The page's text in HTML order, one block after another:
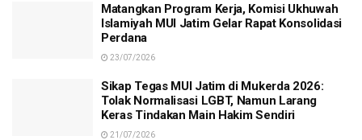
Matangkan Program Kerja, Komisi Ukhuwah
Islamiyah MUI Jatim Gelar Rapat Konsolidasi
Perdana
23/07/2026
Sikap Tegas MUI Jatim di Mukerda 2026:
Tolak Normalisasi LGBT, Namun Larang
Keras Tindakan Main Hakim Sendiri
21/07/2026